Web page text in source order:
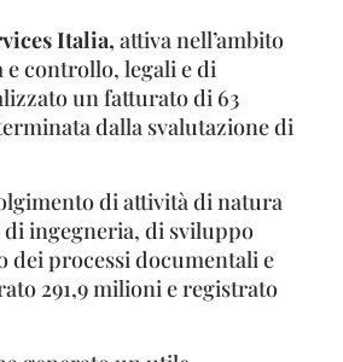
Italia, attiva nell’ambito
controllo, legali e di
un fatturato di 63
dalla svalutazione di
di attività di natura
ingegneria, di sviluppo
dei processi documentali e
291,9 milioni e registrato